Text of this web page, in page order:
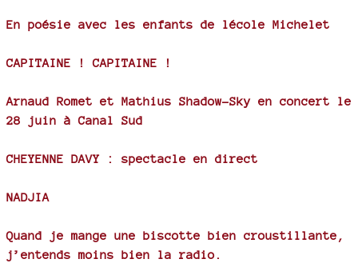
En poésie avec les enfants de lécole Michelet
CAPITAINE ! CAPITAINE !
Arnaud Romet et Mathius Shadow-Sky en concert le
28 juin à Canal Sud
CHEYENNE DAVY : spectacle en direct
NADJIA
Quand je mange une biscotte bien croustillante,
j’entends moins bien la radio.